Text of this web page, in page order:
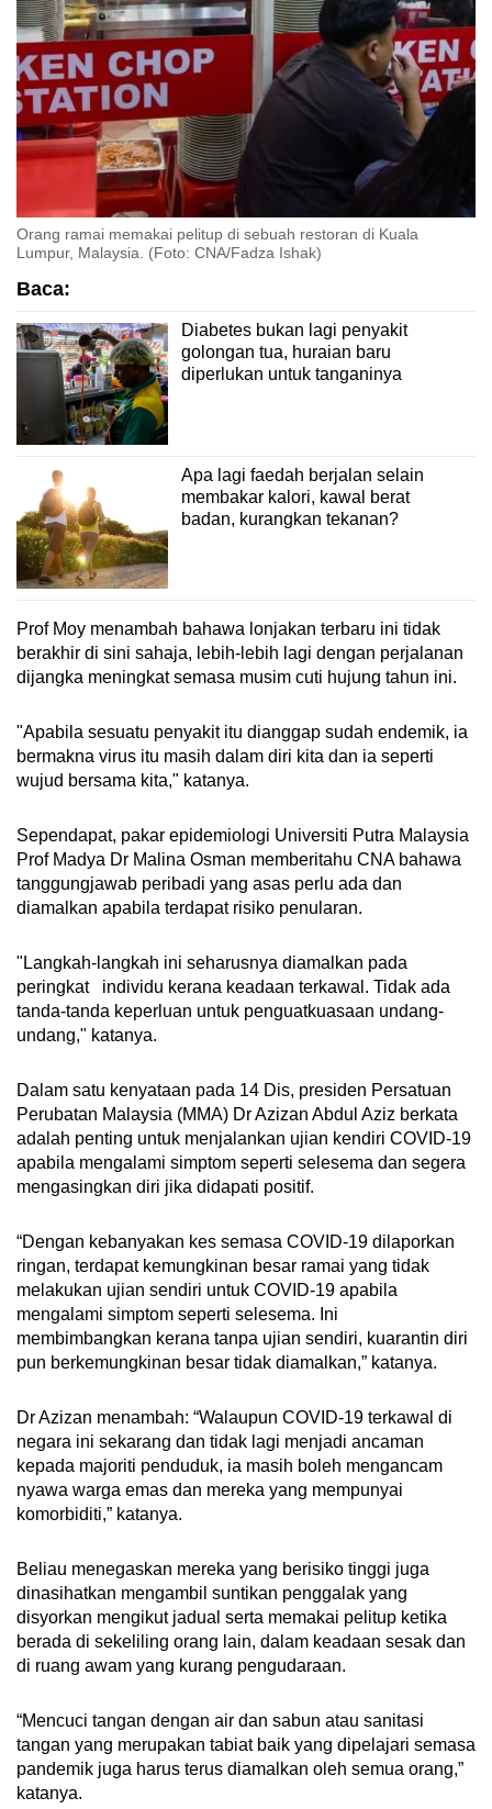
Orang ramai memakai pelitup di sebuah restoran di Kuala
Lumpur, Malaysia. (Foto: CNA/Fadza Ishak)
Baca:
Diabetes bukan lagi penyakit
golongan tua, huraian baru
diperlukan untuk tanganinya
Apa lagi faedah berjalan selain
membakar kalori, kawal berat
badan, kurangkan tekanan?
Prof Moy menambah bahawa lonjakan terbaru ini tidak
berakhir di sini sahaja, lebih-lebih lagi dengan perjalanan
dijangka meningkat semasa musim cuti hujung tahun ini.
"Apabila sesuatu penyakit itu dianggap sudah endemik, ia
bermakna virus itu masih dalam diri kita dan ia seperti
wujud bersama kita," katanya.
Sependapat, pakar epidemiologi Universiti Putra Malaysia
Prof Madya Dr Malina Osman memberitahu CNA bahawa
tanggungjawab peribadi yang asas perlu ada dan
diamalkan apabila terdapat risiko penularan.
"Langkah-langkah ini seharusnya diamalkan pada
peringkat individu kerana keadaan terkawal. Tidak ada
tanda-tanda keperluan untuk penguatkuasaan undang-
undang," katanya.
Dalam satu kenyataan pada 14 Dis, presiden Persatuan
Perubatan Malaysia (MMA) Dr Azizan Abdul Aziz berkata
adalah penting untuk menjalankan ujian kendiri COVID-19
apabila mengalami simptom seperti selesema dan segera
mengasingkan diri jika didapati positif.
“Dengan kebanyakan kes semasa COVID-19 dilaporkan
ringan, terdapat kemungkinan besar ramai yang tidak
melakukan ujian sendiri untuk COVID-19 apabila
mengalami simptom seperti selesema. Ini
membimbangkan kerana tanpa ujian sendiri, kuarantin diri
pun berkemungkinan besar tidak diamalkan,” katanya.
Dr Azizan menambah: “Walaupun COVID-19 terkawal di
negara ini sekarang dan tidak lagi menjadi ancaman
kepada majoriti penduduk, ia masih boleh mengancam
nyawa warga emas dan mereka yang mempunyai
komorbiditi,” katanya.
Beliau menegaskan mereka yang berisiko tinggi juga
dinasihatkan mengambil suntikan penggalak yang
disyorkan mengikut jadual serta memakai pelitup ketika
berada di sekeliling orang lain, dalam keadaan sesak dan
di ruang awam yang kurang pengudaraan.
“Mencuci tangan dengan air dan sabun atau sanitasi
tangan yang merupakan tabiat baik yang dipelajari semasa
pandemik juga harus terus diamalkan oleh semua orang,”
katanya.